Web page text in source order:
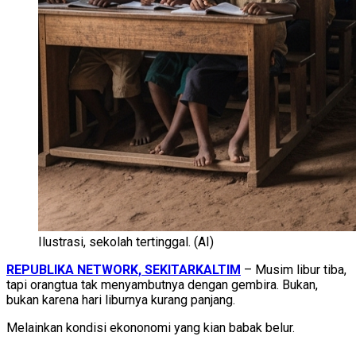
Ilustrasi, sekolah tertinggal. (AI)
REPUBLIKA NETWORK, SEKITARKALTIM – Musim libur tiba,
tapi orangtua tak menyambutnya dengan gembira. Bukan,
bukan karena hari liburnya kurang panjang.
Melainkan kondisi ekononomi yang kian babak belur.